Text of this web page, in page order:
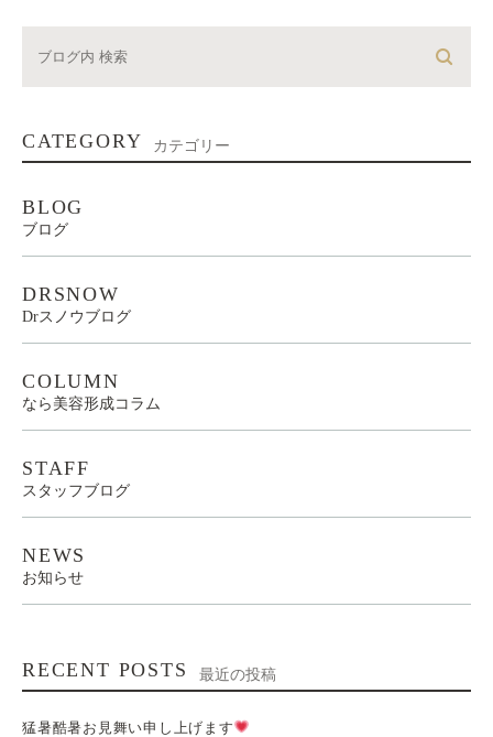
CATEGORY カテゴリー
BLOG
ブログ
DRSNOW
Drスノウブログ
COLUMN
なら美容形成コラム
STAFF
スタッフブログ
NEWS
お知らせ
RECENT POSTS 最近の投稿
猛暑酷暑お見舞い申し上げます